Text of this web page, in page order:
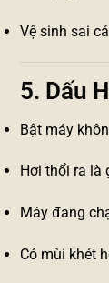
Vệ sinh sai
5. Dấu
Bật máy
Hơi thổi ra là
Máy đang
Có mùi khét